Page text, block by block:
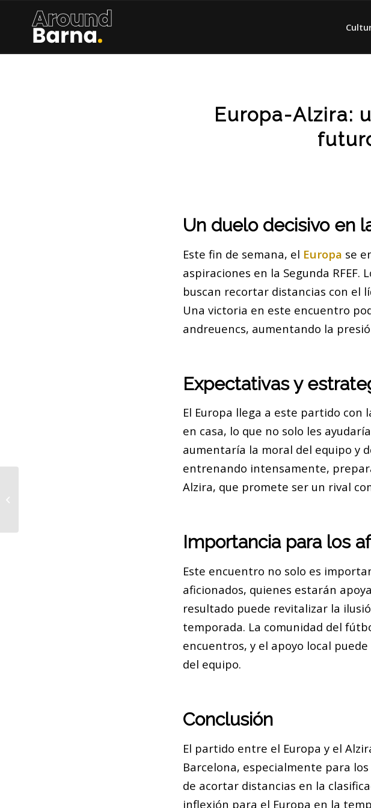
Europa-Alzira:
Un duelo decisivo en
Este fin de semana, el Europa se
aspiraciones en la Segunda RFEF.
buscan recortar distancias con el
Una victoria en este encuentro
andreuencs, aumentando la
Expectativas y
El Europa llega a este partido
en casa, lo que no solo les
aumentaría la moral del equipo y
entrenando intensamente,
Alzira, que promete ser un rival
Importancia para los
Este encuentro no solo es
aficionados, quienes estarán
resultado puede revitalizar la
temporada. La comunidad del
encuentros, y el apoyo local
del equipo.
Conclusión
El partido entre el Europa y el
Barcelona, especialmente para
de acortar distancias en la
inflexión para el Europa en la